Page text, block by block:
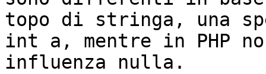
topo di stringa, una
int a, mentre in PHP
influenza nulla.